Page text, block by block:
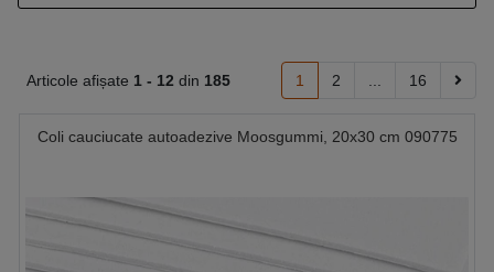
Articole afișate 1 - 12 din 185 1 2 16
Coli cauciucate autoadezive Moosgummi, 20x30 cm 090775